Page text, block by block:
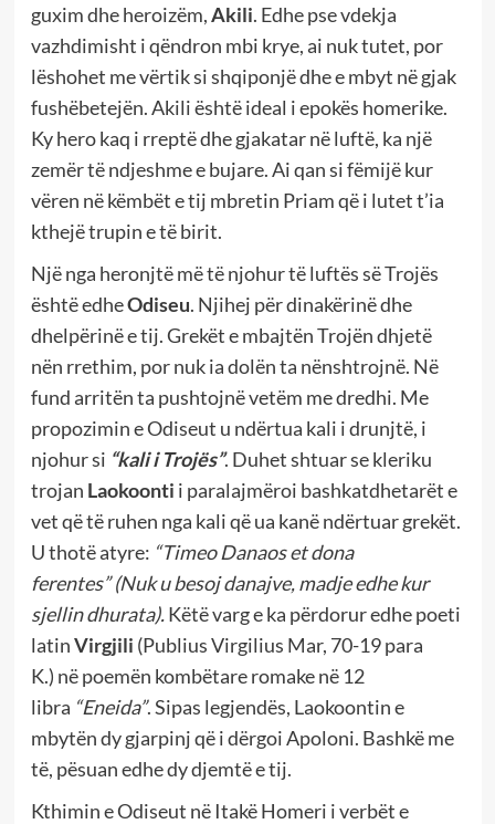
guxim dhe heroizëm,Akili. Edhe pse vdekja
vazhdimisht i qëndron mbi krye, ai nuk tutet, por
lëshohet me vërtik si shqiponjë dhe e mbyt në gjak
fushëbetejën. Akili është ideal i epokës homerike.
Ky hero kaq i rreptë dhe gjakatar në luftë, ka një
zemër të ndjeshme e bujare. Ai qan si fëmijë kur
vëren në këmbët e tij mbretin Priam që i lutet t’ia
kthejë trupin e të birit.
Një nga heronjtë më të njohur të luftës së Trojës
është edheOdiseu. Njihej për dinakërinë dhe
dhelpërinë e tij. Grekët e mbajtën Trojën dhjetë
nën rrethim, por nuk ia dolën ta nënshtrojnë. Në
fund arritën ta pushtojnë vetëm me dredhi. Me
propozimin e Odiseut u ndërtua kali i drunjtë, i
njohur si “kali i Trojës”. Duhet shtuar se kleriku
trojan Laokoonti i paralajmëroi bashkatdhetarët e
vet që të ruhen nga kali që ua kanë ndërtuar grekët.
U thotë atyre: “Timeo Danaos et dona
ferentes” (Nuk u besoj danajve, madje edhe kur
sjellin dhurata). Këtë varg e ka përdorur edhe poeti
latinVirgjili (Publius Virgilius Mar, 70-19 para
K.) në poemën kombëtare romake në 12
libra “Eneida”. Sipas legjendës, Laokoontin e
mbytën dy gjarpinj që i dërgoi Apoloni. Bashkë me
të, pësuan edhe dy djemtë e tij.
Kthimin e Odiseut në Itakë Homeri i verbët e